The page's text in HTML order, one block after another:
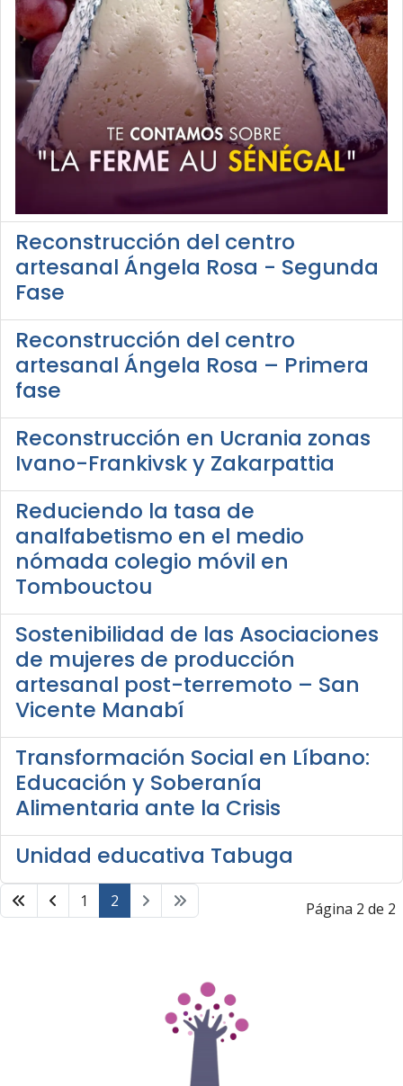
Reconstrucción del centro
artesanal Ángela Rosa - Segunda
Fase
Reconstrucción del centro
artesanal Ángela Rosa – Primera
fase
Reconstrucción en Ucrania zonas
Ivano-Frankivsk y Zakarpattia
Reduciendo la tasa de
analfabetismo en el medio
nómada colegio móvil en
Tombouctou
Sostenibilidad de las Asociaciones
de mujeres de producción
artesanal post-terremoto – San
Vicente Manabí
Transformación Social en Líbano:
Educación y Soberanía
Alimentaria ante la Crisis
Unidad educativa Tabuga
Página 2 de 2
1 2